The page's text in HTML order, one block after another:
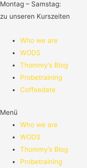
Montag – Samstag:
zu unseren Kurszeiten
Who we are
WODS
Thommy’s Blog
Probetraining
Coffeedate
Menü
Who we are
WODS
Thommy’s Blog
Probetraining